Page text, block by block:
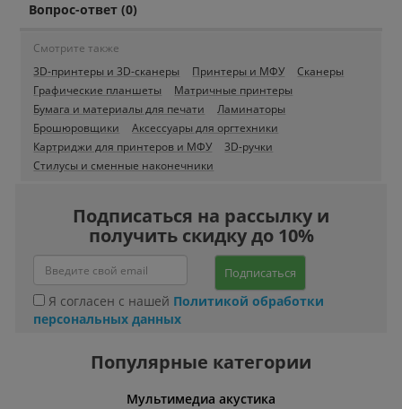
Вопрос-ответ (0)
Смотрите также
3D-принтеры и 3D-сканеры
Принтеры и МФУ
Сканеры
Графические планшеты
Матричные принтеры
Бумага и материалы для печати
Ламинаторы
Брошюровщики
Аксессуары для оргтехники
Картриджи для принтеров и МФУ
3D-ручки
Стилусы и сменные наконечники
Подписаться на рассылку и
получить скидку до 10%
Подписаться
Я согласен с нашей Политикой обработки
персональных данных
Популярные категории
Мультимедиа акустика